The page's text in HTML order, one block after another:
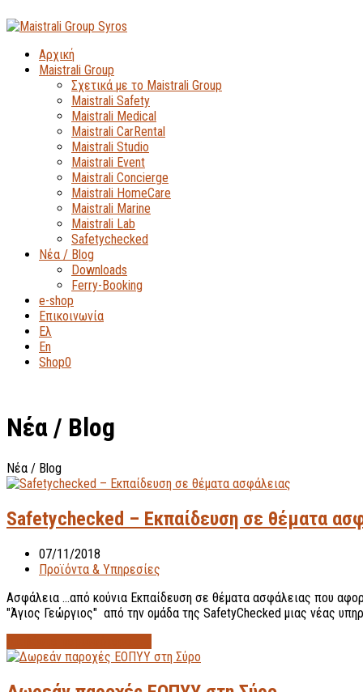
Αρχική
Maistrali Group
Σχετικά με το Maistrali Group
Maistrali Safety
Maistrali Medical
Maistrali CarRental
Maistrali Studio
Maistrali Event
Maistrali Concierge
Maistrali HomeCare
Maistrali Marine
Maistrali Lab
Safetychecked
Νέα / Blog
Downloads
Ferry-Booking
e-shop
Επικοινωνία
Ελ
En
Shop0
Νέα / Blog
Νέα / Blog
Safetychecked – Εκπαίδευση σε θέματα
07/11/2018
Προϊόντα & Υπηρεσίες
Ασφάλεια ...από κούνια Εκπαίδευση σε θέματα ασφάλειας που
"Άγιος Γεώργιος" από την ομάδα της SafetyChecked μιας νέας